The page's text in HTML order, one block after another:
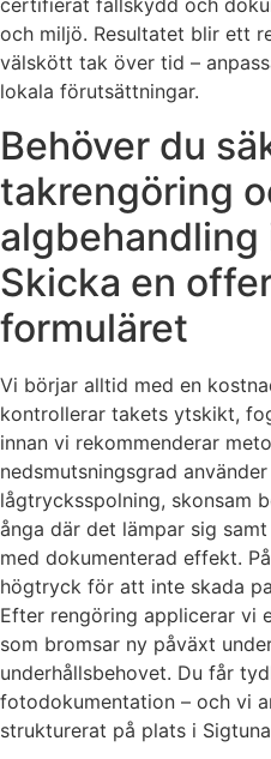
certifierat fallskydd och
och miljö. Resultatet blir ett
välskött tak över tid –
lokala förutsättningar.
Behöver du
takrengöring
algbehandling
Skicka en
formuläret
Vi börjar alltid med en
kontrollerar takets ytskikt,
innan vi rekommenderar
nedsmutsningsgrad
lågtrycksspolning, skonsam
ånga där det lämpar sig
med dokumenterad effekt.
högtryck för att inte skada
Efter rengöring applicerar vi
som bromsar ny påväxt
underhållsbehovet. Du får
fotodokumentation – och vi
strukturerat på plats i